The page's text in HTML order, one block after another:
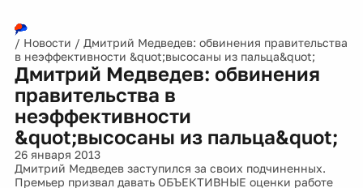
/ Новости / Дмитрий Медведев: обвинения правительства
в неэффективности &quot;высосаны из пальца&quot;
Дмитрий Медведев: обвинения
правительства в
неэффективности
&quot;высосаны из пальца&quot;
26 января 2013
Дмитрий Медведев заступился за своих подчиненных.
Премьер призвал давать ОБЪЕКТИВНЫЕ оценки работе